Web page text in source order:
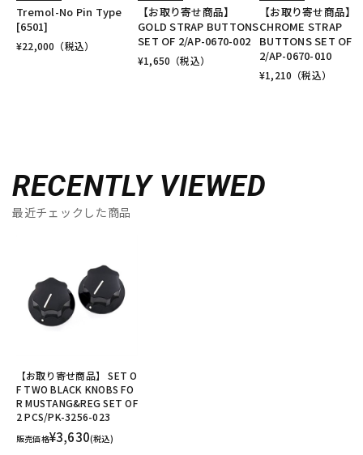
Tremol-No Pin Type
[6501]
¥22,000 （税込）
【お取り寄せ商品】
GOLD STRAP BUTTONS
SET OF 2/AP-0670-002
¥1,650 （税込）
【お取り寄せ商品】
CHROME STRAP
BUTTONS SET OF
2/AP-0670-010
¥1,210 （税込）
RECENTLY VIEWED
最近チェックした商品
【お取り寄せ商品】 SET O
F TWO BLACK KNOBS FO
R MUSTANG&REG SET OF
2 PCS/PK-3256-023
販売価格¥3,630(税込)